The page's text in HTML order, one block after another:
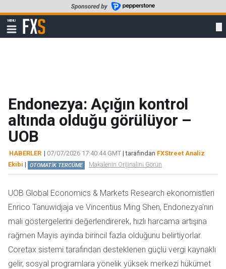
to
main
content
MENU
Show
navigation
FXStreet
Endonezya: Açığın kontrol
altında olduğu görülüyor –
UOB
HABERLER | 07/07/2026 17:40:44 GMT | tarafından FXStreet Analiz
Ekibi | OTOMATİK TERCÜME Makalenin Orijinalini Görün
UOB Global Economics & Markets Research ekonomistleri
Enrico Tanuwidjaja ve Vincentius Ming Shen, Endonezya'nın
mali göstergelerini değerlendirerek, hızlı harcama artışına
rağmen Mayıs ayında birincil fazla olduğunu belirtiyorlar.
Coretax sistemi tarafından desteklenen güçlü vergi kaynaklı
gelir, sosyal programlara yönelik yüksek merkezi hükümet